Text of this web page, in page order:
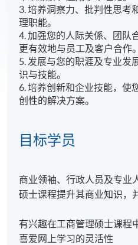
3. 培养洞察力、批判性思考
理职能。
4. 加强您的人际关係、团队
更有效地与员工及客户合作。
5. 发展与您的职涯及专业发
识与技能。
6. 培养创新和企业技能，使
创性的解决方案。
目标学员
商业领袖、行政人员及专业
硕士课程提升其商业知识，
有兴趣在工商管理硕士课程
喜爱网上学习的灵活性